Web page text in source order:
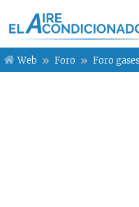
Web Foro Foro gases